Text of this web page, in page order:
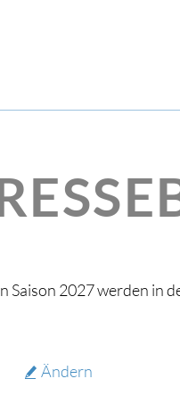
Saison 2027 werden in
Ändern